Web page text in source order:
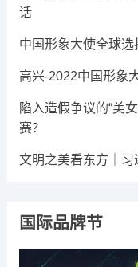
话
中国形象大使全球选
高兴-2022中国形象
陷入造假争议的“美
赛？
文明之美看东方｜习
国际品牌节